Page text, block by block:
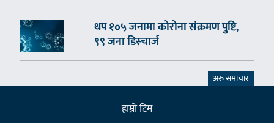
थप १०५ जनामा कोरोना संक्रमण पुष्टि,
९९ जना डिस्चार्ज
अरु समाचार
हाम्राे टिम